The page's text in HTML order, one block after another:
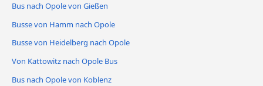
Bus nach Opole von Gießen
Busse von Hamm nach Opole
Busse von Heidelberg nach Opole
Von Kattowitz nach Opole Bus
Bus nach Opole von Koblenz